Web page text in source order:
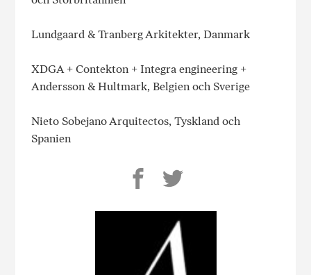
Lundgaard & Tranberg Arkitekter, Danmark
XDGA + Contekton + Integra engineering +
Andersson & Hultmark, Belgien och Sverige
Nieto Sobejano Arquitectos, Tyskland och
Spanien